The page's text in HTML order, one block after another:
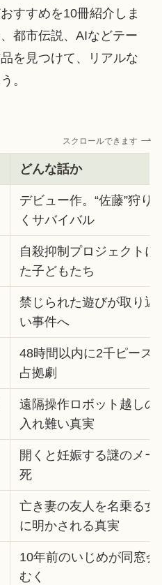
すすめを10冊紹介しま
都市伝説、AIなどテー
を見つけて、リアルな
。
スクロールできます
どんな話か
デビュー作。“佐藤”狩り
くサバイバル
自殺抑制プロジェクトに
た子どもたち
禁じられた遊びが取り返
い事件へ
48時間以内に2千ピース
占拠劇
遠隔操作ロボット越しの
入れ難い真実
開くと妊娠する謎のメー
死
亡き妻の友人を名乗る女
に明かされる真実
10年前のいじめが同窓
むく